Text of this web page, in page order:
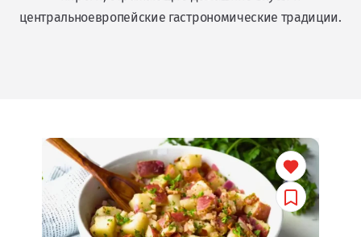
центральноевропейские гастрономические традиции.